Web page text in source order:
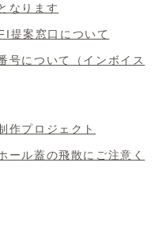
なります
提案窓口について
号について（インボイス
作プロジェクト
ール蓋の飛散にご注意く